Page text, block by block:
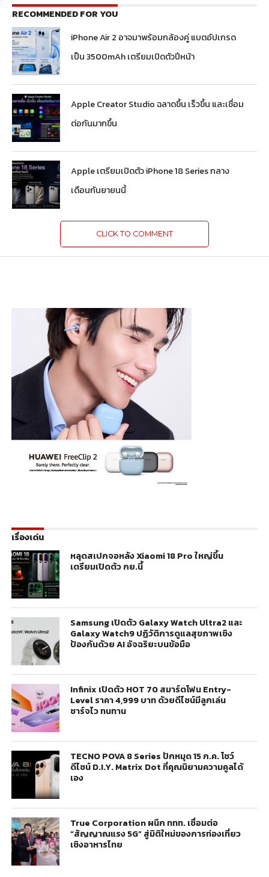
RECOMMENDED FOR YOU
iPhone Air 2 อาจมาพร้อมกล้องคู่ แบตอัปเกรด
เป็น 3500mAh เตรียมเปิดตัวปีหน้า
Apple Creator Studio ฉลาดขึ้น เร็วขึ้น และเชื่อม
ต่อกันมากขึ้น
Apple เตรียมเปิดตัว iPhone 18 Series กลาง
เดือนกันยายนนี้
CLICK TO COMMENT
เรื่องเด่น
หลุดสเปกจอหลัง Xiaomi 18 Pro ใหญ่ขึ้น
เตรียมเปิดตัว กย.นี้
Samsung เปิดตัว Galaxy Watch Ultra2 และ
Galaxy Watch9 ปฏิวัติการดูแลสุขภาพเชิง
ป้องกันด้วย AI อัจฉริยะบนข้อมือ
Infinix เปิดตัว HOT 70 สมาร์ตโฟน Entry-
Level ราคา 4,999 บาท ด้วยดีไซน์มีลูกเล่น
ชาร์จไว ทนทาน
TECNO POVA 8 Series ปักหมุด 15 ก.ค. โชว์
ดีไซน์ D.I.Y. Matrix Dot ที่คุณนิยามความคูลได้
เอง
True Corporation ผนึก ททท. เชื่อมต่อ
“สัญญาณแรง 5G” สู่มิติใหม่ของการท่องเที่ยว
เชิงอาหารไทย